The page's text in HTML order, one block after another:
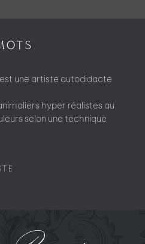
une artiste autodidacte
hyper réalistes au
selon une technique